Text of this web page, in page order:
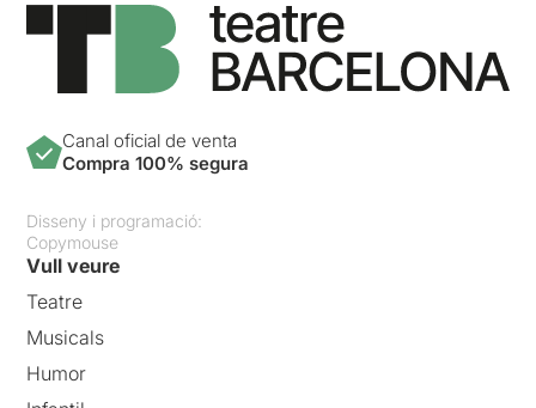
Canal oficial de venta
Compra 100% segura
Disseny i programació:
Copymouse
Vull veure
Teatre
Musicals
Humor